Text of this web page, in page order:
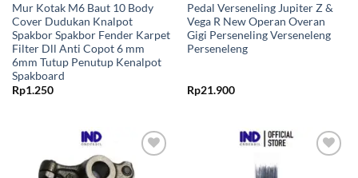
Mur Kotak M6 Baut 10 Body
Cover Dudukan Knalpot
Spakbor Spakbor Fender Karpet
Filter Dll Anti Copot 6 mm
6mm Tutup Penutup Kenalpot
Spakboard
Rp1.250
Pedal Verseneling Jupiter Z &
Vega R New Operan Overan
Gigi Perseneling Verseneleng
Perseneleng
Rp21.900
Tambahkan